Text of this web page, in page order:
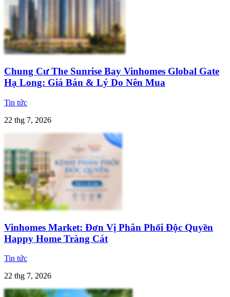
Chung Cư The Sunrise Bay Vinhomes Global Gate
Hạ Long: Giá Bán & Lý Do Nên Mua
Tin tức
22 thg 7, 2026
Vinhomes Market: Đơn Vị Phân Phối Độc Quyền
Happy Home Tràng Cát
Tin tức
22 thg 7, 2026